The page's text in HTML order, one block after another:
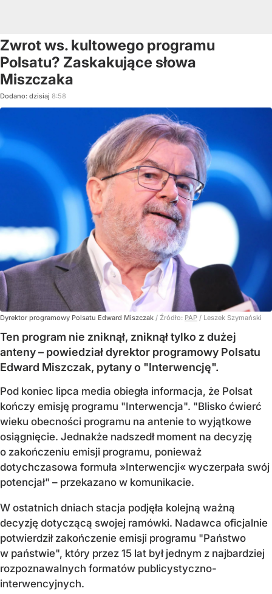
Zwrot ws. kultowego programu
Polsatu? Zaskakujące słowa
Miszczaka
Dodano: dzisiaj 8:58
Dyrektor programowy Polsatu Edward Miszczak / Źródło: PAP / Leszek Szymański
Ten program nie zniknął, zniknął tylko z dużej
anteny – powiedział dyrektor programowy Polsatu
Edward Miszczak, pytany o "Interwencję".
Pod koniec lipca media obiegła informacja, że Polsat
kończy emisję programu "Interwencja". "Blisko ćwierć
wieku obecności programu na antenie to wyjątkowe
osiągnięcie. Jednakże nadszedł moment na decyzję
o zakończeniu emisji programu, ponieważ
dotychczasowa formuła »Interwencji« wyczerpała swój
potencjał" – przekazano w komunikacie.
W ostatnich dniach stacja podjęła kolejną ważną
decyzję dotyczącą swojej ramówki. Nadawca oficjalnie
potwierdził zakończenie emisji programu "Państwo
w państwie", który przez 15 lat był jednym z najbardziej
rozpoznawalnych formatów publicystyczno-
interwencyjnych.